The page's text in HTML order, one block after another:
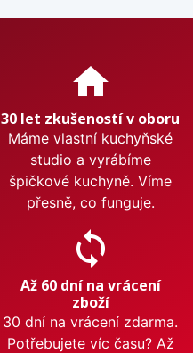
home
30 let zkušeností v oboru
Máme vlastní kuchyňské
studio a vyrábíme
špičkové kuchyně. Víme
přesně, co funguje.
sync
Až 60 dní na vrácení
zboží
30 dní na vrácení zdarma.
Potřebujete víc času? Až